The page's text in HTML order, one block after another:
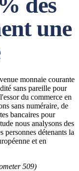
une
monnaie courante
sans pareille pour
du commerce en
sans numéraire, de
bancaires pour
nous analysons des
personnes détenants la
et en
509)